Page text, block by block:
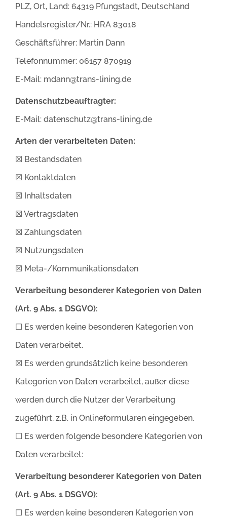
PLZ, Ort, Land: 64319 Pfungstadt, Deutschland
Handelsregister/Nr.: HRA 83018
Geschäftsführer: Martin Dann
Telefonnummer: 06157 870919
E-Mail: mdann@trans-lining.de
Datenschutzbeauftragter:
E-Mail: datenschutz@trans-lining.de
Arten der verarbeiteten Daten:
☒ Bestandsdaten
☒ Kontaktdaten
☒ Inhaltsdaten
☒ Vertragsdaten
☒ Zahlungsdaten
☒ Nutzungsdaten
☒ Meta-/Kommunikationsdaten
Verarbeitung besonderer Kategorien von Daten
(Art. 9 Abs. 1 DSGVO):
☐ Es werden keine besonderen Kategorien von
Daten verarbeitet.
☒ Es werden grundsätzlich keine besonderen
Kategorien von Daten verarbeitet, außer diese
werden durch die Nutzer der Verarbeitung
zugeführt, z.B. in Onlineformularen eingegeben.
☐ Es werden folgende besondere Kategorien von
Daten verarbeitet:
Verarbeitung besonderer Kategorien von Daten
(Art. 9 Abs. 1 DSGVO):
☐ Es werden keine besonderen Kategorien von